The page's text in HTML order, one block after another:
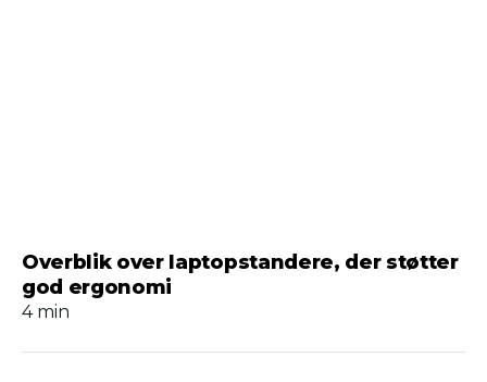
Overblik over laptopstandere, der støtter
god ergonomi
4 min